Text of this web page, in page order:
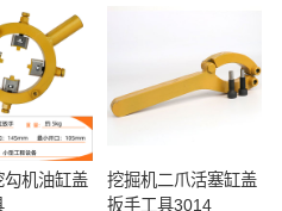
勾机油缸盖
挖掘机二爪活塞缸盖
扳手工具3014